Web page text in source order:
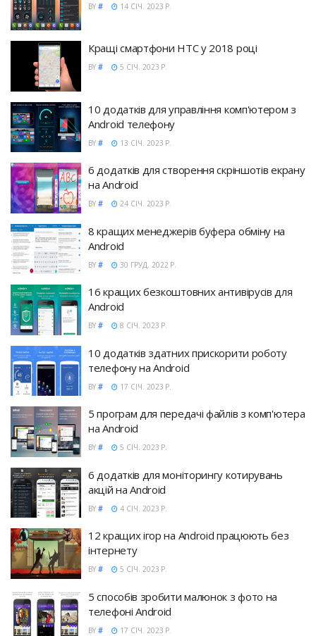
BY # 14 СІЧ. 2023 Р.
Кращі смартфони HTC у 2018 році
BY # 5 СІЧ. 2023 Р.
10 додатків для управління комп'ютером з
Android телефону
BY # 13 СІЧ. 2023 Р.
6 додатків для створення скріншотів екрану
на Android
BY # 24 СІЧ. 2023 Р.
8 кращих менеджерів буфера обміну на
Android
BY # 30 ГРУД. 2022 Р.
16 кращих безкоштовних антивірусів для
Android
BY # 8 СІЧ. 2023 Р.
10 додатків здатних прискорити роботу
телефону на Android
BY # 17 СІЧ. 2023 Р.
5 програм для передачі файлів з комп'ютера
на Android
BY # 5 СІЧ. 2023 Р.
6 додатків для моніторингу котирувань
акцій на Android
BY # 4 СІЧ. 2023 Р.
12 кращих ігор на Android працюють без
інтернету
BY # 5 СІЧ. 2023 Р.
5 способів зробити малюнок з фото на
телефоні Android
BY # 17 СІЧ. 2023 Р.